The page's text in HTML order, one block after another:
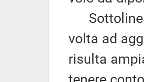
volta ad
risulta